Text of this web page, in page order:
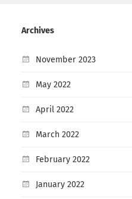
Archives
November 2023
May 2022
April 2022
March 2022
February 2022
January 2022